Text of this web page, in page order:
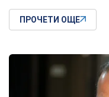
ПРОЧЕТИ ОЩЕ